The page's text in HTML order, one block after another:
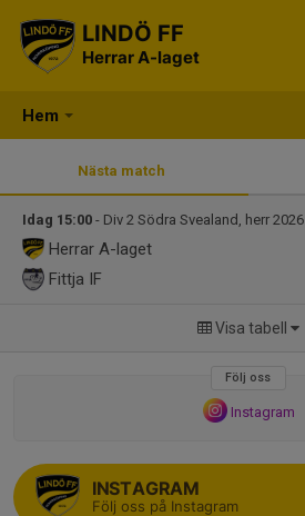
Hem
LINDÖ FF
Herrar A-laget
Nästa match
Idag 15:00 - Div 2 Södra Svealand, herr 2026
Herrar A-laget
Fittja IF
Visa tabell
Följ oss
Instagram
INSTAGRAM
Följ oss på Instagram